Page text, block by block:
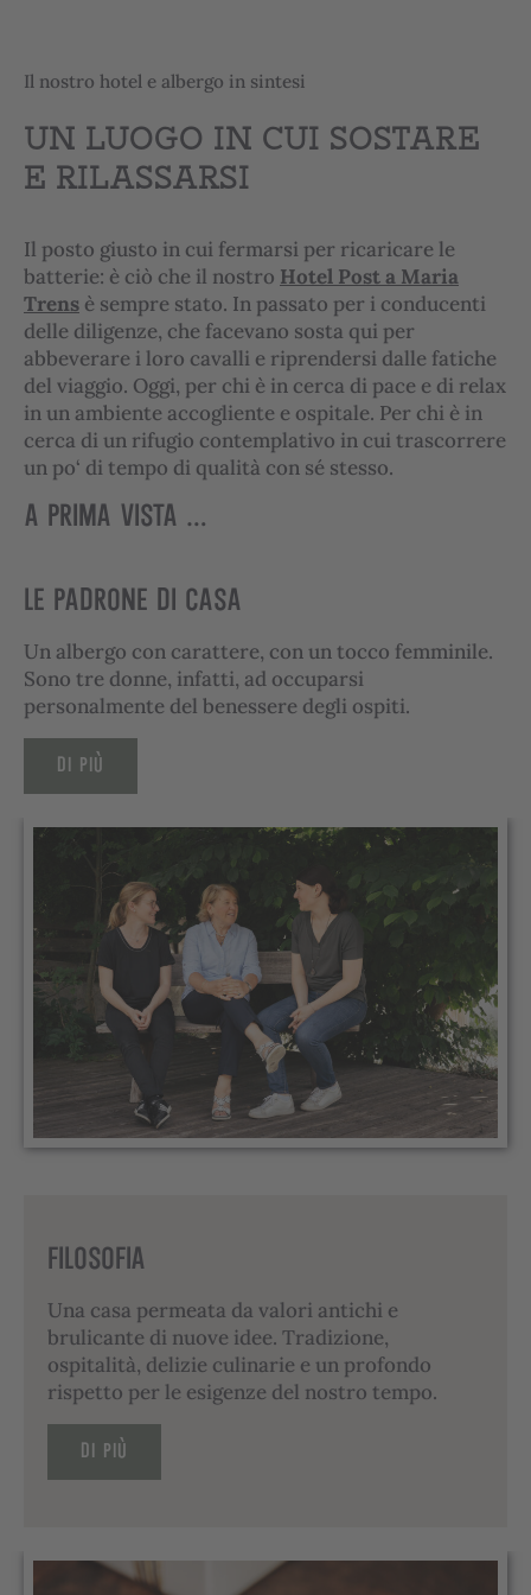
Il nostro hotel e albergo in sintesi
UN LUOGO IN CUI SOSTARE
E RILASSARSI
Il posto giusto in cui fermarsi per ricaricare le
batterie: è ciò che il nostro Hotel Post a Maria
Trens è sempre stato. In passato per i conducenti
delle diligenze, che facevano sosta qui per
abbeverare i loro cavalli e riprendersi dalle fatiche
del viaggio. Oggi, per chi è in cerca di pace e di relax
in un ambiente accogliente e ospitale. Per chi è in
cerca di un rifugio contemplativo in cui trascorrere
un po‘ di tempo di qualità con sé stesso.
A PRIMA VISTA …
LE PADRONE DI CASA
Un albergo con carattere, con un tocco femminile.
Sono tre donne, infatti, ad occuparsi
personalmente del benessere degli ospiti.
DI PIÙ
FILOSOFIA
Una casa permeata da valori antichi e
brulicante di nuove idee. Tradizione,
ospitalità, delizie culinarie e un profondo
rispetto per le esigenze del nostro tempo.
DI PIÙ